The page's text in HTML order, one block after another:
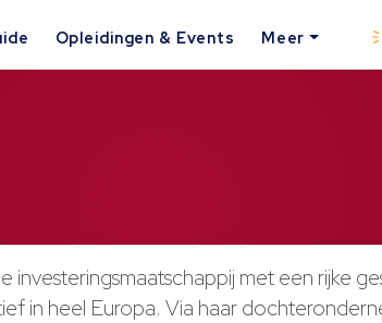
Opleidingen & Events Meer
investeringsmaatschappij met een rijke
in heel Europa. Via haar